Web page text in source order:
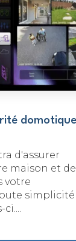
d'assurer
maison et
votre
simplicité